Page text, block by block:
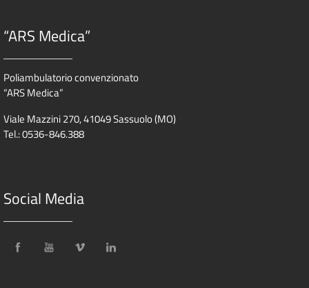
“ARS Medica”
Poliambulatorio convenzionato
“ARS Medica”
Viale Mazzini 270, 41049 Sassuolo (MO)
Tel.: 0536-846.388
Social Media